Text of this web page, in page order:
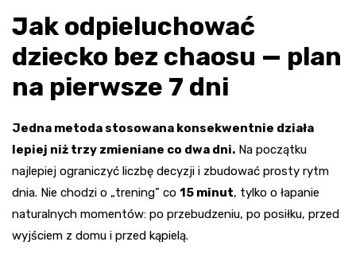
Jak odpieluchować
dziecko bez chaosu — plan
na pierwsze 7 dni
Jedna metoda stosowana konsekwentnie działa
lepiej niż trzy zmieniane co dwa dni. Na początku
najlepiej ograniczyć liczbę decyzji i zbudować prosty rytm
dnia. Nie chodzi o „trening” co 15 minut, tylko o łapanie
naturalnych momentów: po przebudzeniu, po posiłku, przed
wyjściem z domu i przed kąpielą.